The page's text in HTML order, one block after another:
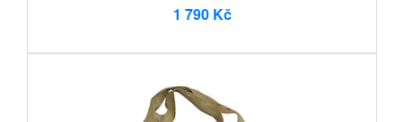
1 790 Kč